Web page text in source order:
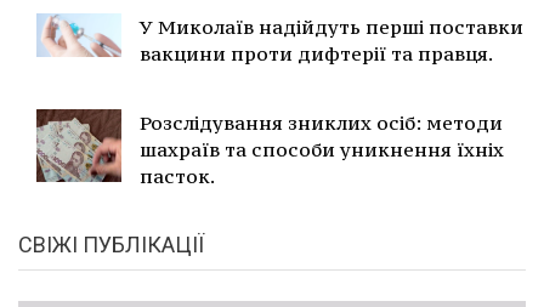
У Миколаїв надійдуть перші поставки
вакцини проти дифтерії та правця.
Розслідування зниклих осіб: методи
шахраїв та способи уникнення їхніх
пасток.
СВІЖІ ПУБЛІКАЦІЇ